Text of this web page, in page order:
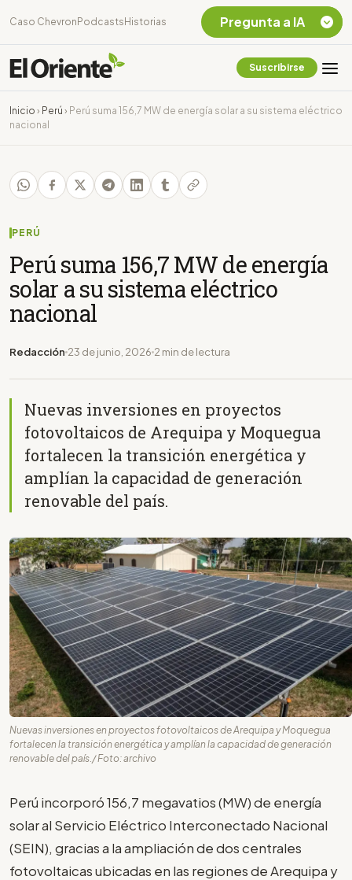
Caso Chevron Podcasts Historias
Suscribirse
Inicio › Perú › Perú suma 156,7 MW de energía solar a su sistema eléctrico
nacional
PERÚ
Perú suma 156,7 MW de energía
solar a su sistema eléctrico
nacional
Redacción 23 de junio, 2026 2 min de lectura
Nuevas inversiones en proyectos
fotovoltaicos de Arequipa y Moquegua
fortalecen la transición energética y
amplían la capacidad de generación
renovable del país.
Nuevas inversiones en proyectos fotovoltaicos de Arequipa y Moquegua
fortalecen la transición energética y amplían la capacidad de generación
renovable del país./ Foto: archivo
Perú incorporó 156,7 megavatios (MW) de energía
solar al Servicio Eléctrico Interconectado Nacional
(SEIN), gracias a la ampliación de dos centrales
fotovoltaicas ubicadas en las regiones de Arequipa y
Pregunta a IA
Chevron Ecuador